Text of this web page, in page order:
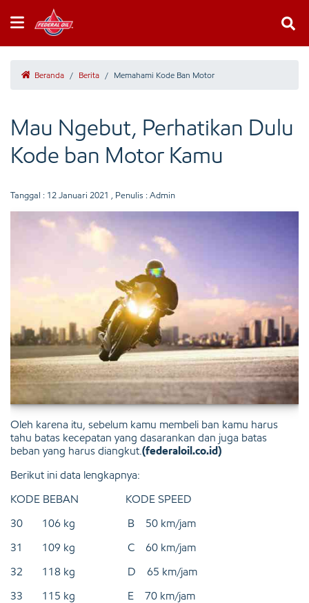
Beranda / Berita / Memahami Kode Ban Motor
Mau Ngebut, Perhatikan Dulu
Kode ban Motor Kamu
Tanggal : 12 Januari 2021 , Penulis : Admin
Oleh karena itu, sebelum kamu membeli ban kamu harus
tahu batas kecepatan yang dasarankan dan juga batas
beban yang harus diangkut. (federaloil.co.id)
Berikut ini data lengkapnya:
KODE BEBAN KODE SPEED
30 106 kg B 50 km/jam
31 109 kg C 60 km/jam
32 118 kg D 65 km/jam
33 115 kg E 70 km/jam